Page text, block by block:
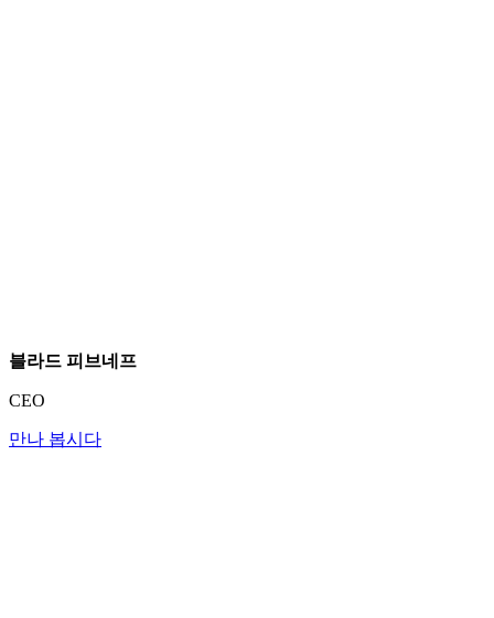
블라드 피브네프
CEO
만나 봅시다